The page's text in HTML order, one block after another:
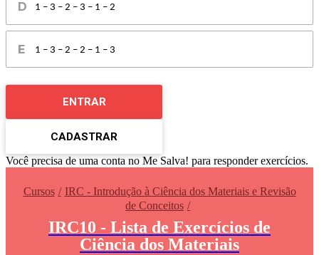
1 – 3 – 2 – 3 – 1 – 2
1 – 3 – 2 – 2 – 1 – 3
ENTRAR
CADASTRAR
Você precisa de uma conta no Me Salva! para responder exercícios.
Cursos
IRC - Introdução à Ciência dos Materiais e Revisão
de Conceitos
IRC10 - Lista de Exercícios de
Ciência dos Materiais